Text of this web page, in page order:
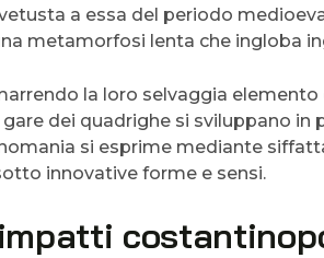
a essa del periodo
metamorfosi lenta che ingloba
la loro selvaggia
dei quadrighe si sviluppano in
si esprime mediante
innovative forme e sensi.